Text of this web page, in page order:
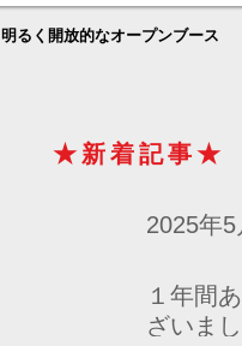
​明るく開放的なオープンブース
★新着記事★
2025年
１年間
ざいま